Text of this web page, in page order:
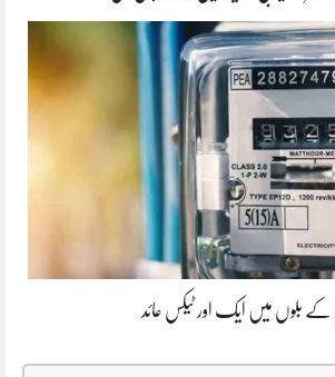
کے بلوں میں ایک اور ٹیکس عائد